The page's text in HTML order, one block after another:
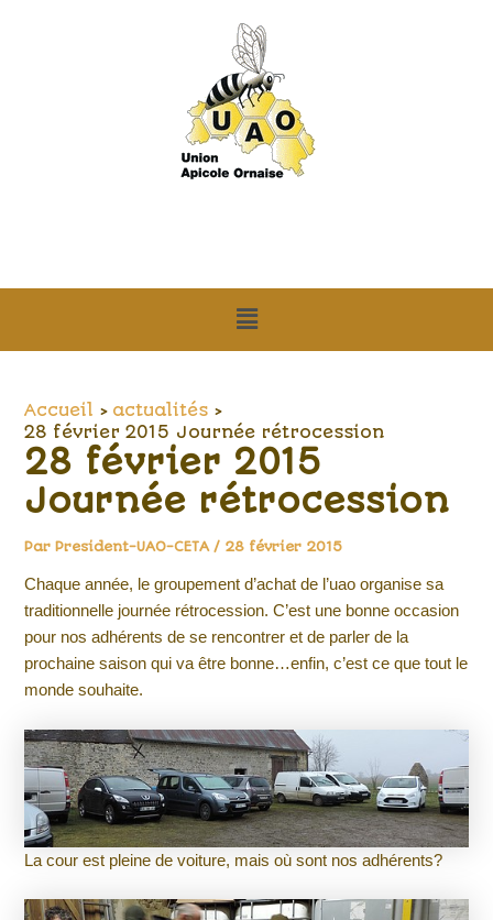
Menu
Accueil
actualités
28 février 2015 Journée rétrocession
28 février 2015
Journée rétrocession
ParPresident-UAO-CETA / 28 février 2015
Chaque année, le groupement d’achat de l’uao organise sa
traditionnelle journée rétrocession. C’est une bonne occasion
pour nos adhérents de se rencontrer et de parler de la
prochaine saison qui va être bonne…enfin, c’est ce que tout le
monde souhaite.
La cour est pleine de voiture, mais où sont nos adhérents?